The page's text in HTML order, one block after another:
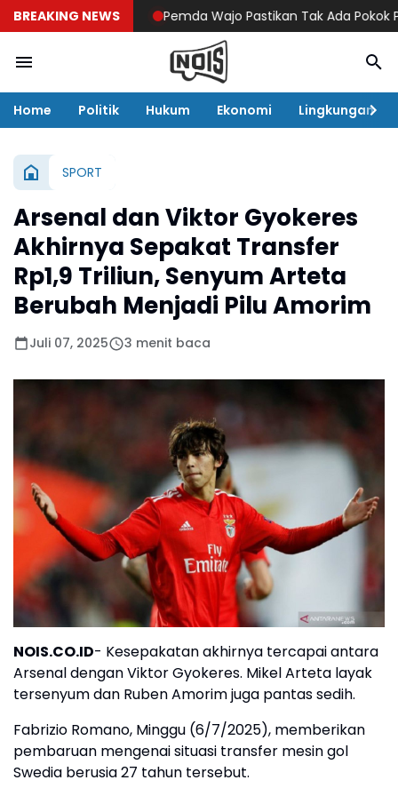
BREAKING NEWSPemda Wajo Pastikan Tak Ada Pokok Pikiran
Home Politik Hukum Ekonomi Lingkungan
SPORT
Arsenal dan Viktor Gyokeres
Akhirnya Sepakat Transfer
Rp1,9 Triliun, Senyum Arteta
Berubah Menjadi Pilu Amorim
Juli 07, 2025 3 menit baca
NOIS.CO.ID- Kesepakatan akhirnya tercapai antara
Arsenal dengan Viktor Gyokeres. Mikel Arteta layak
tersenyum dan Ruben Amorim juga pantas sedih.
Fabrizio Romano, Minggu (6/7/2025), memberikan
pembaruan mengenai situasi transfer mesin gol
Swedia berusia 27 tahun tersebut.